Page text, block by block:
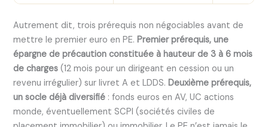
Autrement dit, trois prérequis non négociables avant de
mettre le premier euro en PE.Premier prérequis, une
épargne de précaution constituée à hauteur de 3 à 6 mois
de charges (12 mois pour un dirigeant en cession ou un
revenu irrégulier) sur livret A et LDDS.Deuxième prérequis,
un socle déjà diversifié : fonds euros en AV, UC actions
monde, éventuellement SCPI (sociétés civiles de